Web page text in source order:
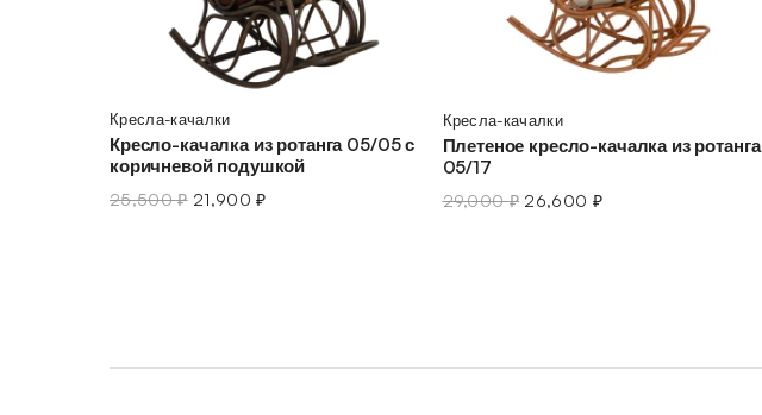
Кресла-качалки
Кресло-качалка из ротанга 05/05 с
коричневой подушкой
25,500₽ 21,900₽
Кресла-качалки
Плетеное кресло-качалка из ротанга
05/17
29,000₽ 26,600 ₽